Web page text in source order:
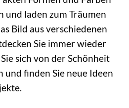
und laden zum Träumen
Bild aus verschiedenen
Sie immer wieder
sich von der Schönheit
und finden Sie neue Ideen